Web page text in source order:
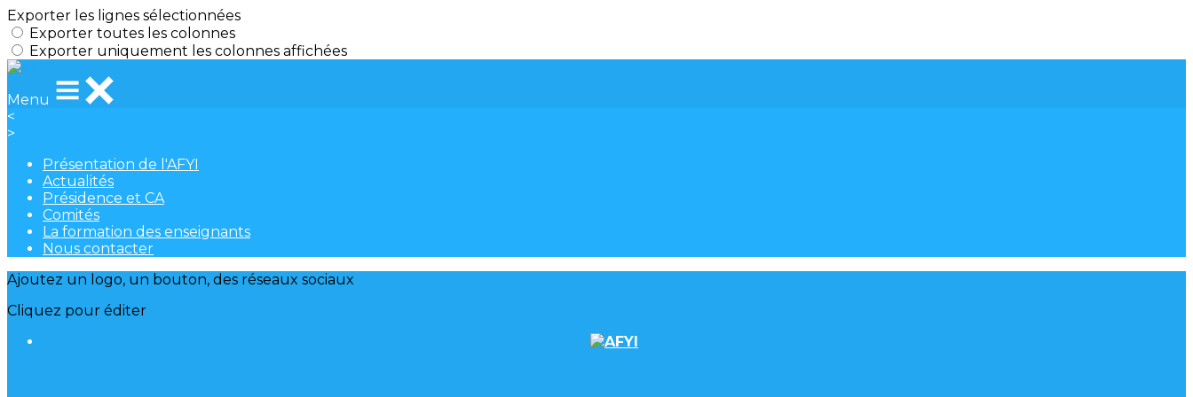
Exporter les lignes sélectionnées
Exporter toutes les colonnes
Exporter uniquement les colonnes affichées
Menu
<
>
Présentation de l'AFYI
Actualités
Présidence et CA
Comités
La formation des enseignants
Nous contacter
Ajoutez un logo, un bouton, des réseaux sociaux
Cliquez pour éditer